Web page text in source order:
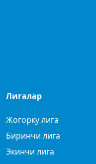
Лигалар
Жогорку лига
Биринчи лига
Экинчи лига